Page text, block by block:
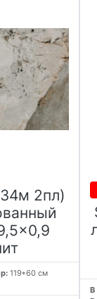
2пл)
119*60 см
В